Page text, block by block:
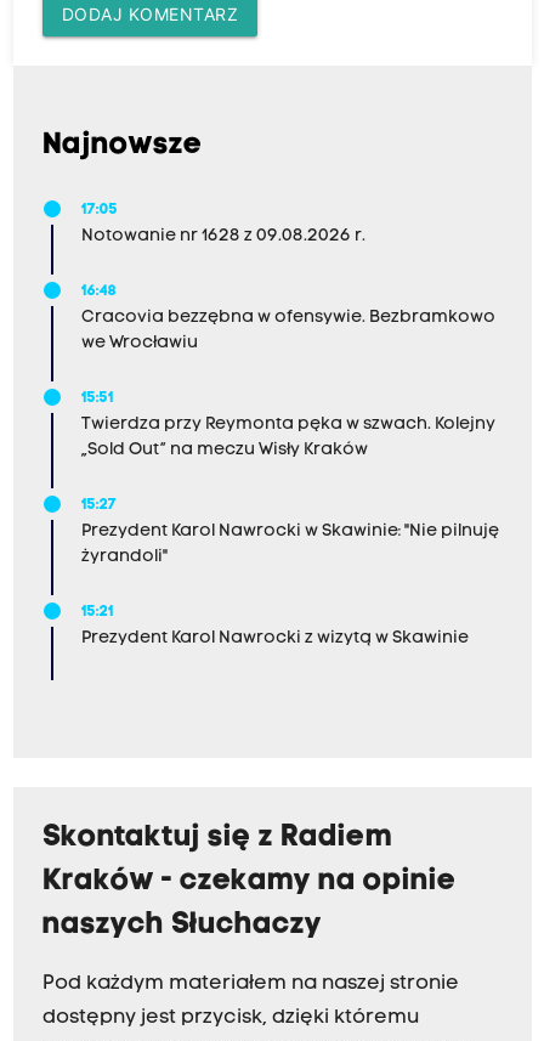
DODAJ KOMENTARZ
Najnowsze
17:05
Notowanie nr 1628 z 09.08.2026 r.
16:48
Cracovia bezzębna w ofensywie. Bezbramkowo
we Wrocławiu
15:51
Twierdza przy Reymonta pęka w szwach. Kolejny
„Sold Out” na meczu Wisły Kraków
15:27
Prezydent Karol Nawrocki w Skawinie: "Nie pilnuję
żyrandoli"
15:21
Prezydent Karol Nawrocki z wizytą w Skawinie
Skontaktuj się z Radiem
Kraków - czekamy na opinie
naszych Słuchaczy
Pod każdym materiałem na naszej stronie
dostępny jest przycisk, dzięki któremu